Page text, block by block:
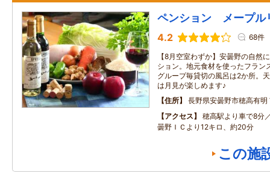
ペンション メープル
4.2 68件
【8月空室わずか】安曇野の自然
ション。地元食材を使ったフラン
グループ毎貸切の風呂は2か所。
は月見が楽しめます♪
住所
長野県安曇野市穂高有明
アクセス
穂高駅より車で8分
曇野ＩＣより12キロ、約20分
この施